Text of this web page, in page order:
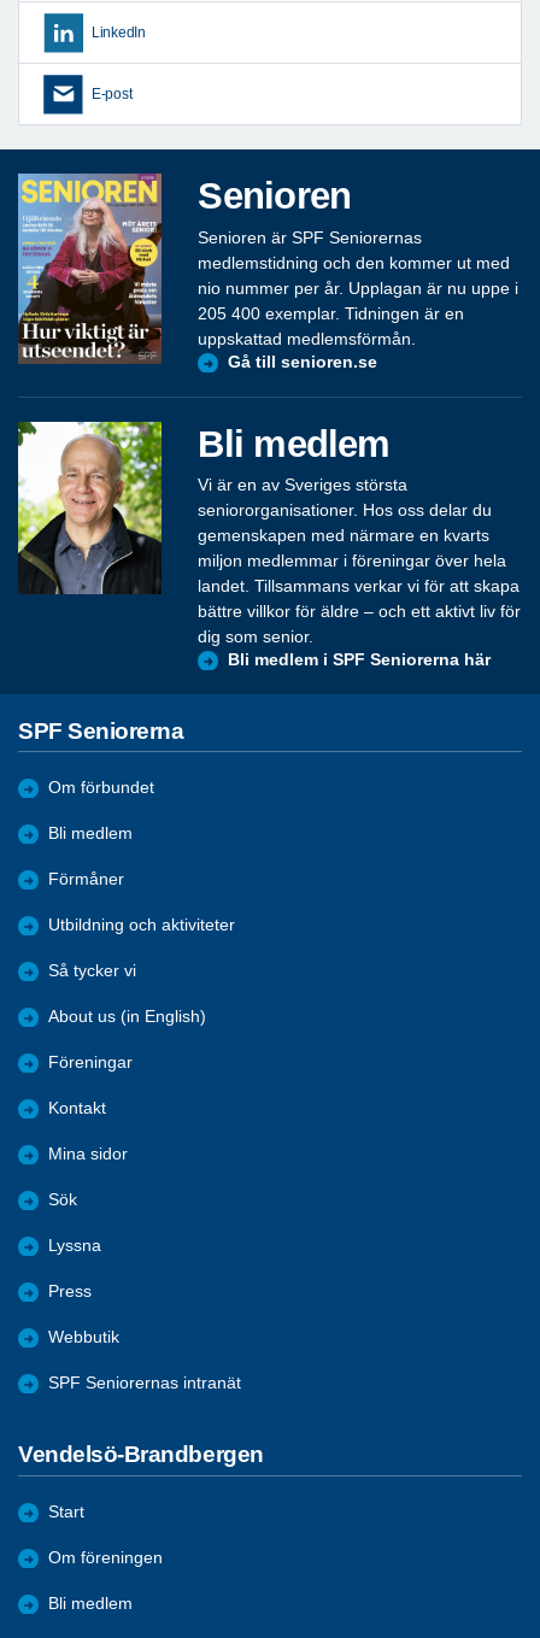
LinkedIn
E-post
Senioren
Senioren är SPF Seniorernas
medlemstidning och den kommer ut med
nio nummer per år. Upplagan är nu uppe i
205 400 exemplar. Tidningen är en
uppskattad medlemsförmån.
Gå till senioren.se
Bli medlem
Vi är en av Sveriges största
seniororganisationer. Hos oss delar du
gemenskapen med närmare en kvarts
miljon medlemmar i föreningar över hela
landet. Tillsammans verkar vi för att skapa
bättre villkor för äldre – och ett aktivt liv för
dig som senior.
Bli medlem i SPF Seniorerna här
SPF Seniorerna
Om förbundet
Bli medlem
Förmåner
Utbildning och aktiviteter
Så tycker vi
About us (in English)
Föreningar
Kontakt
Mina sidor
Sök
Lyssna
Press
Webbutik
SPF Seniorernas intranät
Vendelsö-Brandbergen
Start
Om föreningen
Bli medlem